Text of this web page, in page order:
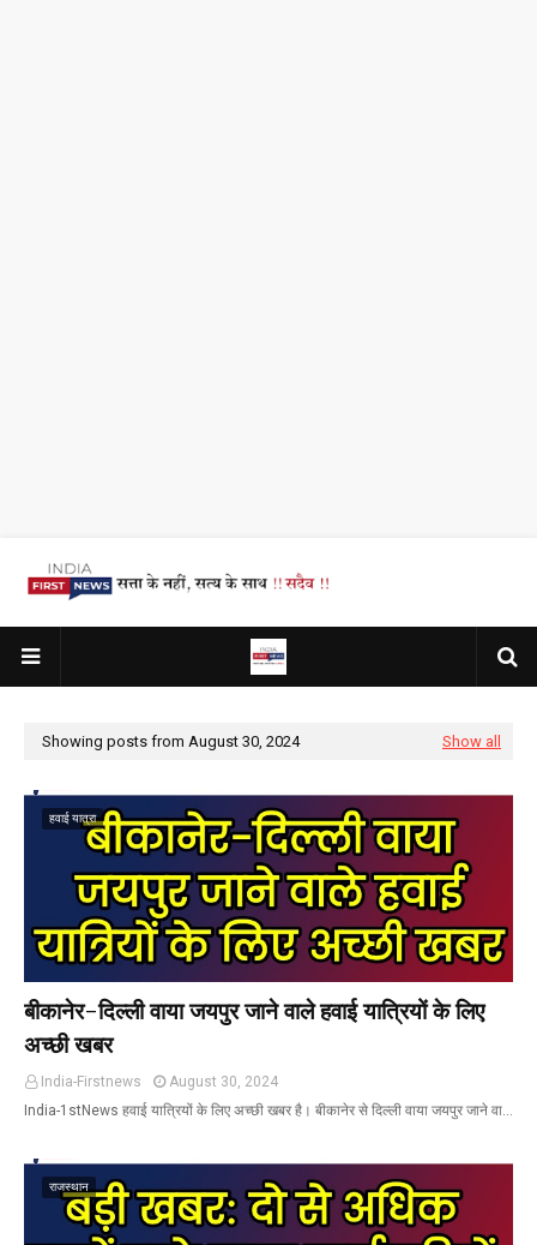
Showing posts from August 30, 2024 Show all
हवाई यात्रा
बीकानेर-दिल्ली वाया जयपुर जाने वाले हवाई यात्रियों के लिए
अच्छी खबर
India-Firstnews
August 30, 2024
India-1stNews हवाई यात्रियों के लिए अच्छी खबर है। बीकानेर से दिल्ली वाया जयपुर जाने वा…
राजस्थान